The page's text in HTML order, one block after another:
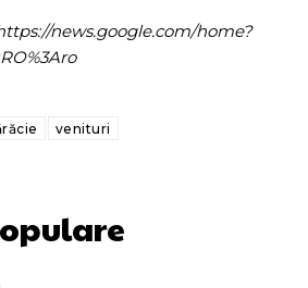
news.google.com/home?
venituri